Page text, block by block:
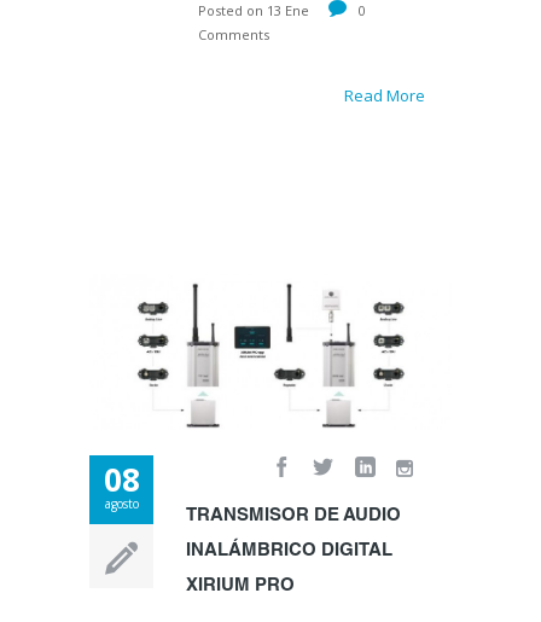
Posted on 13 Ene
0
Comments
Read More
08
agosto
TRANSMISOR DE AUDIO
INALÁMBRICO DIGITAL
XIRIUM PRO